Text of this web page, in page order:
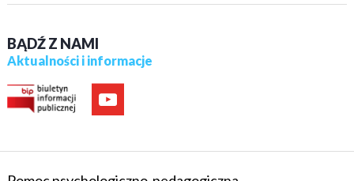
BĄDŹ Z NAMI
Aktualności i informacje